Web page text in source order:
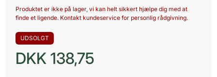
Produktet er ikke på lager, vi kan helt sikkert hjælpe dig med at
finde et ligende. Kontakt kundeservice for personlig rådgivning.
UDSOLGT
DKK 138,75